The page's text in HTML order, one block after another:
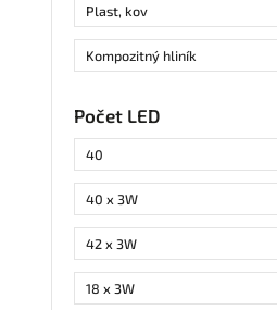
Plast, kov
Kompozitný hliník
Letecký hliník
Tkanina Oxford
Kovová zliatina
Polykarbonát
Počet LED
40
40 x 3W
42 x 3W
18 x 3W